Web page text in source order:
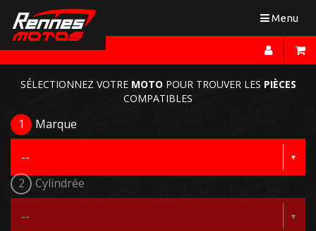
Toggle
Menu
SÉLECTIONNEZ VOTRE MOTO POUR TROUVER LES PIÈCES
COMPATIBLES
1 Marque
2 Cylindrée